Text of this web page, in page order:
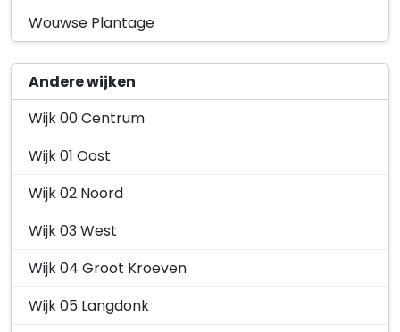
Wouwse Plantage
Andere wijken
Wijk 00 Centrum
Wijk 01 Oost
Wijk 02 Noord
Wijk 03 West
Wijk 04 Groot Kroeven
Wijk 05 Langdonk